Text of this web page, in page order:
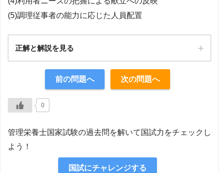
(5)調理従事者の能力に応じた人員配置
正解と解説を見る
前の問題へ 次の問題へ
0
管理栄養士国家試験の過去問を解いて国試力をチェックし
よう！
国試にチャレンジする